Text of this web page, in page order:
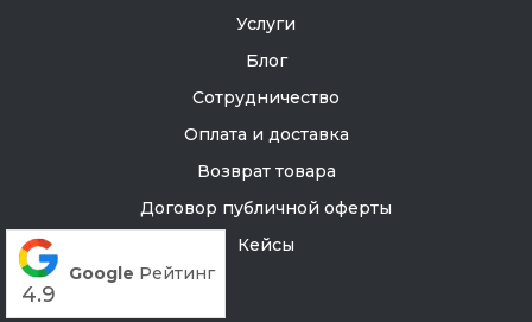
Услуги
Блог
Сотрудничество
Оплата и доставка
Возврат товара
Договор публичной оферты
Кейсы
4.9
Google Рейтинг